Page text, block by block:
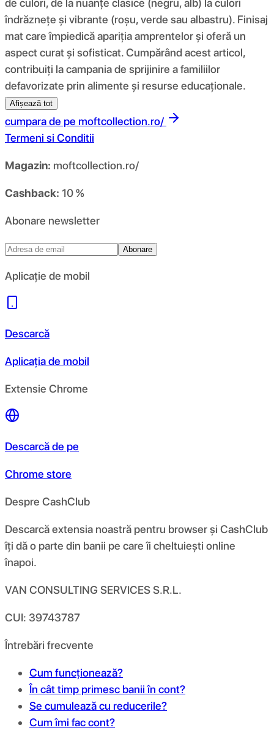
de culori, de la nuanțe clasice (negru, alb) la culori
îndrăznețe și vibrante (roșu, verde sau albastru). Finisaj
mat care împiedică apariția amprentelor și oferă un
aspect curat și sofisticat. Cumpărând acest articol,
contribuiți la campania de sprijinire a familiilor
defavorizate prin alimente și resurse educaționale.
Afișează tot
cumpara de pe moftcollection.ro/
Termeni si Conditii
Magazin: moftcollection.ro/
Cashback: 10 %
Abonare newsletter
Abonare
Aplicație de mobil
Descarcă
Aplicația de mobil
Extensie Chrome
Descarcă de pe
Chrome store
Despre CashClub
Descarcă extensia noastră pentru browser și CashClub
îți dă o parte din banii pe care îi cheltuiești online
înapoi.
VAN CONSULTING SERVICES S.R.L.
CUI: 39743787
Întrebări frecvente
Cum funcționează?
În cât timp primesc banii în cont?
Se cumulează cu reducerile?
Cum îmi fac cont?